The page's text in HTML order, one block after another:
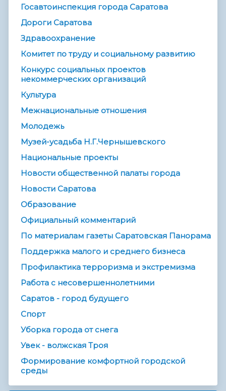
Госавтоинспекция города Саратова
Дороги Саратова
Здравоохранение
Комитет по труду и социальному развитию
Конкурс социальных проектов
некоммерческих организаций
Культура
Межнациональные отношения
Молодежь
Музей-усадьба Н.Г.Чернышевского
Национальные проекты
Новости общественной палаты города
Новости Саратова
Образование
Официальный комментарий
По материалам газеты Саратовская Панорама
Поддержка малого и среднего бизнеса
Профилактика терроризма и экстремизма
Работа с несовершеннолетними
Саратов - город будущего
Спорт
Уборка города от снега
Увек - волжская Троя
Формирование комфортной городской
среды